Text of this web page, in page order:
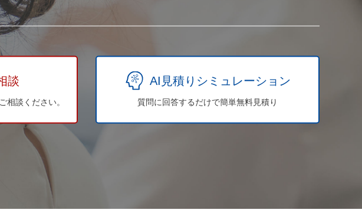
談
相談ください。
AI見積りシミュレーション
質問に回答するだけで簡単無料見積り